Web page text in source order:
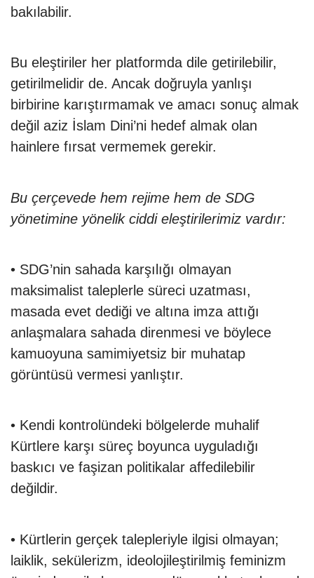
bakılabilir.
Bu eleştiriler her platformda dile getirilebilir,
getirilmelidir de. Ancak doğruyla yanlışı
birbirine karıştırmamak ve amacı sonuç almak
değil aziz İslam Dini’ni hedef almak olan
hainlere fırsat vermemek gerekir.
Bu çerçevede hem rejime hem de SDG
yönetimine yönelik ciddi eleştirilerimiz vardır:
• SDG’nin sahada karşılığı olmayan
maksimalist taleplerle süreci uzatması,
masada evet dediği ve altına imza attığı
anlaşmalara sahada direnmesi ve böylece
kamuoyuna samimiyetsiz bir muhatap
görüntüsü vermesi yanlıştır.
• Kendi kontrolündeki bölgelerde muhalif
Kürtlere karşı süreç boyunca uyguladığı
baskıcı ve faşizan politikalar affedilebilir
değildir.
• Kürtlerin gerçek talepleriyle ilgisi olmayan;
laiklik, sekülerizm, ideolojileştirilmiş feminizm